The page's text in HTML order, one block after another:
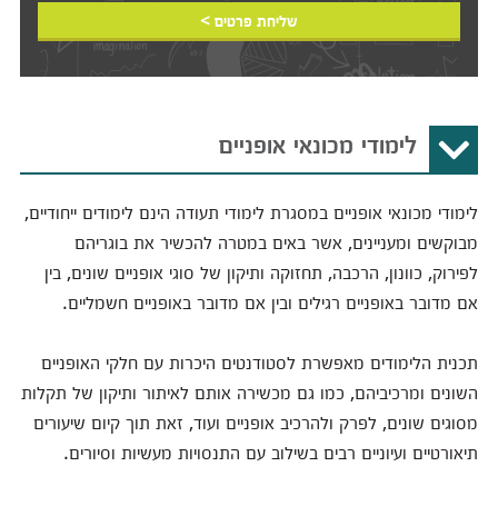
שליחת פרטים >
לימודי מכונאי אופניים
לימודי מכונאי אופניים במסגרת לימודי תעודה הינם לימודים ייחודיים,
מבוקשים ומעניינים, אשר באים במטרה להכשיר את בוגריהם
לפירוק, כוונון, הרכבה, תחזוקה ותיקון של סוגי אופניים שונים, בין
אם מדובר באופניים רגילים ובין אם מדובר באופניים חשמליים.
תכנית הלימודים מאפשרת לסטודנטים היכרות עם חלקי האופניים
השונים ומרכיביהם, כמו גם מכשירה אותם לאיתור ותיקון של תקלות
מסוגים שונים, לפרק ולהרכיב אופניים ועוד, זאת תוך קיום שיעורים
תיאורטיים ועיוניים רבים בשילוב עם התנסויות מעשיות וסיורים.